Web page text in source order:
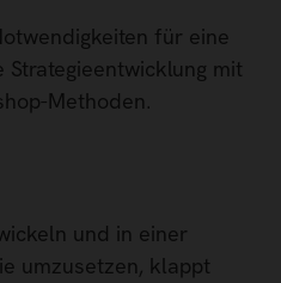
für eine
mit
Methoden.
und in einer
umzusetzen, klappt